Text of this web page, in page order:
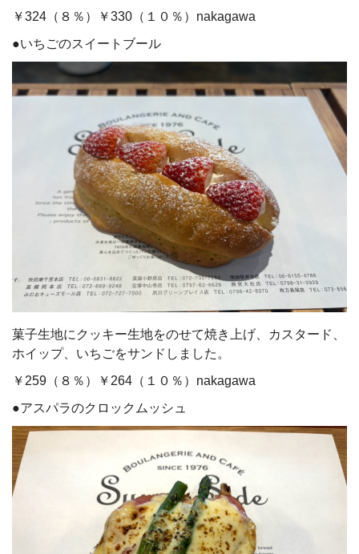
￥324（８％）￥330（１０％）nakagawa
●いちごのスイートブール
菓子生地にクッキー生地をのせて焼き上げ、カスタード、
ホイップ、いちごをサンドしました。
￥259（８％）￥264（１０％）nakagawa
●アスパラのクロックムッシュ